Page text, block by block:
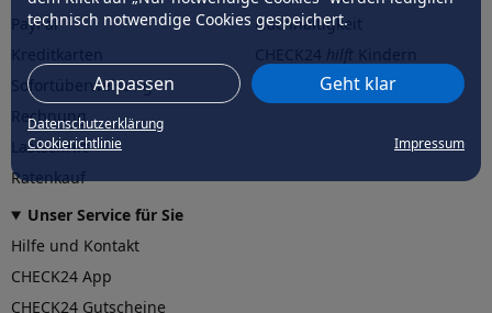
technisch notwendige Cookies gespeichert.
Anpassen Geht klar
Datenschutzerklärung
Cookierichtlinie
Impressum
PayPal
Sofortüberweisung
Rechnung
Lastschrift
Ratenkauf
Nachhaltigkeit
CHECK24hilftder Natur
Unser Service für Sie
Hilfe und Kontakt
CHECK24 App
CHECK24 Gutscheine